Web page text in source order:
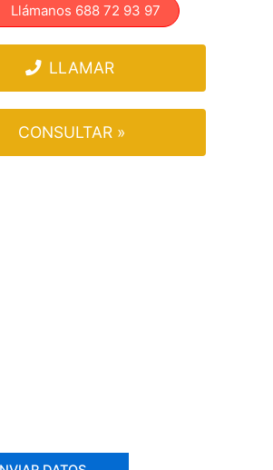
Llámanos 688 72 93 97
LLAMAR
CONSULTAR »